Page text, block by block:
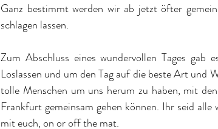
Ganz bestimmt werden wir ab jetzt öfter
schlagen lassen.
Zum Abschluss eines wundervollen Tages
Loslassen und um den Tag auf die beste Art und
tolle Menschen um uns herum zu haben, mit
Frankfurt gemeinsam gehen können. Ihr seid
mit euch, on or off the mat.